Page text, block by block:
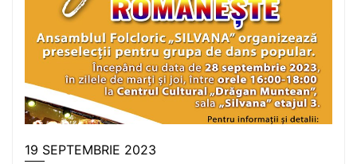
19 SEPTEMBRIE 2023